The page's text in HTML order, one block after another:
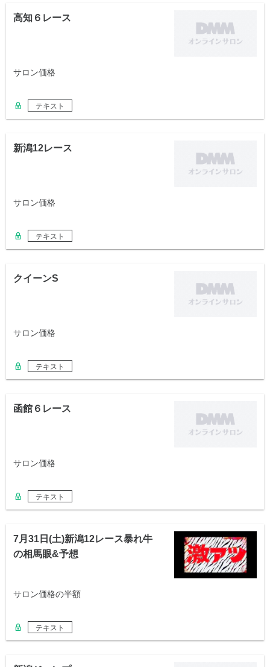
高知６レース
サロン価格
テキスト
新潟12レース
サロン価格
テキスト
クイーンS
サロン価格
テキスト
函館６レース
サロン価格
テキスト
7月31日(土)新潟12レース暴れ牛
の相馬眼&予想
サロン価格の半額
テキスト